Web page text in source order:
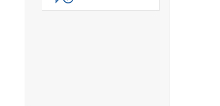
法制政府建设工作年报